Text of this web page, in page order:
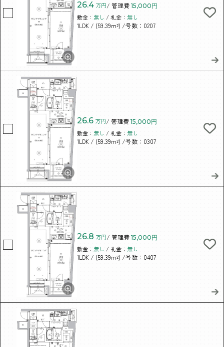
26.4 万円/ 管理費 15,000円
敷金： 無し / 礼金： 無し
1LDK / (59.39m²) /号数：0207
26.6 万円/ 管理費 15,000円
敷金： 無し / 礼金： 無し
1LDK / (59.39m²) /号数：0307
26.8 万円/ 管理費 15,000円
敷金： 無し / 礼金： 無し
1LDK / (59.39m²) /号数：0407